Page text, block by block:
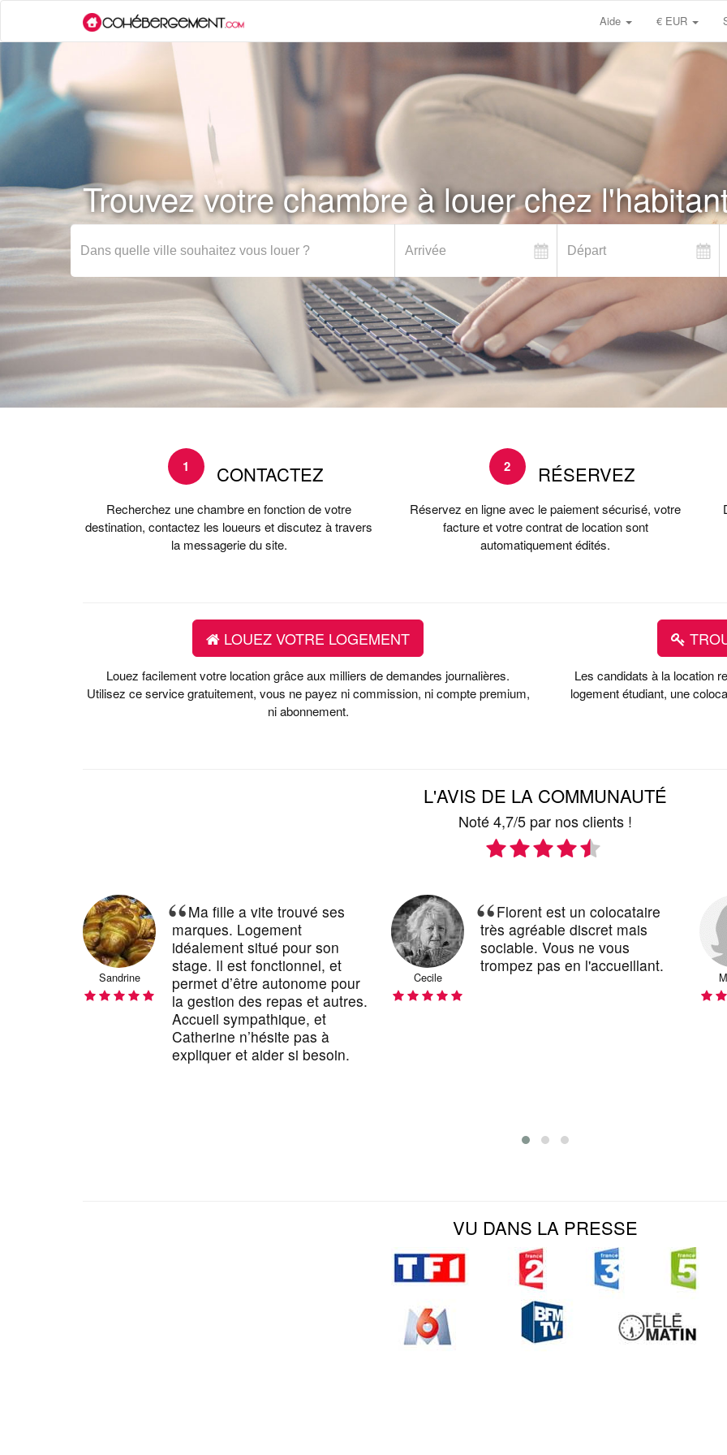
Aide € EUR
Trouvez votre chambre à louer chez
1 CONTACTEZ
Recherchez une chambre en fonction de votre
destination, contactez les loueurs et discutez à travers
la messagerie du site.
2 RÉSERVEZ
Réservez en ligne avec le paiement sécurisé, votre
facture et votre contrat de location sont
automatiquement édités.
LOUEZ VOTRE LOGEMENT
Louez facilement votre location grâce aux milliers de demandes journalières.
Utilisez ce service gratuitement, vous ne payez ni commission, ni compte premium,
ni abonnement.
Les candidats à la location
logement étudiant, une
L'AVIS DE LA COMMUNAUTÉ
Noté 4,7/5 par nos clients !
Ma fille a vite trouvé ses
marques. Logement
idéalement situé pour son
stage. Il est fonctionnel, et
permet d’être autonome pour
la gestion des repas et autres.
Accueil sympathique, et
Catherine n’hésite pas à
expliquer et aider si besoin.
Cecile
Florent est un colocataire
très agréable discret mais
sociable. Vous ne vous
trompez pas en l'accueillant.
très
Pierre et
très
aiment
VU DANS LA PRESSE